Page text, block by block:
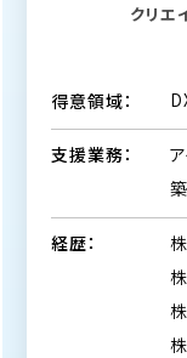
クリエ
得意領域：
支援業務：
経歴：